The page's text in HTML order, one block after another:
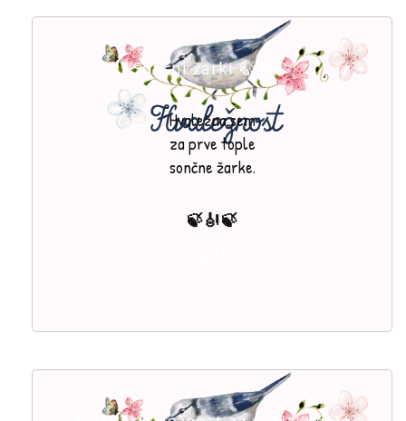
Sončni žarki 🍃🎻🍃
Hvaležna sem
za prve tople
sončne žarke.
🍃🎻🍃